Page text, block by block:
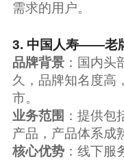
需求的用户。
3. 中国人寿——老
品牌背景：国内头
久，品牌知名度高
市。
业务范围 ：提供包
产品，产品体系成
核心优势：线下服